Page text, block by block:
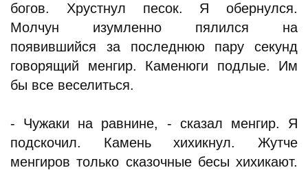
богов. Хрустнул песок. Я обернулся.
Молчун изумленно пялился на
появившийся за последнюю пару секунд
говорящий менгир. Каменюги подлые. Им
бы все веселиться.
- Чужаки на равнине, - сказал менгир. Я
подскочил. Камень хихикнул. Жутче
менгиров только сказочные бесы хихикают.